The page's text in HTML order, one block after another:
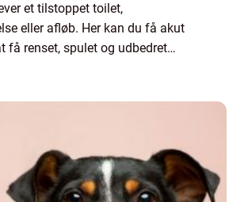
et tilstoppet toilet,
eller afløb. Her kan du få akut
få renset, spulet og udbedret